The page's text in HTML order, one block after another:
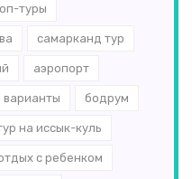
туры
самарканд тур
аэропорт
варианты бодрум
на иссык-куль
с ребенком